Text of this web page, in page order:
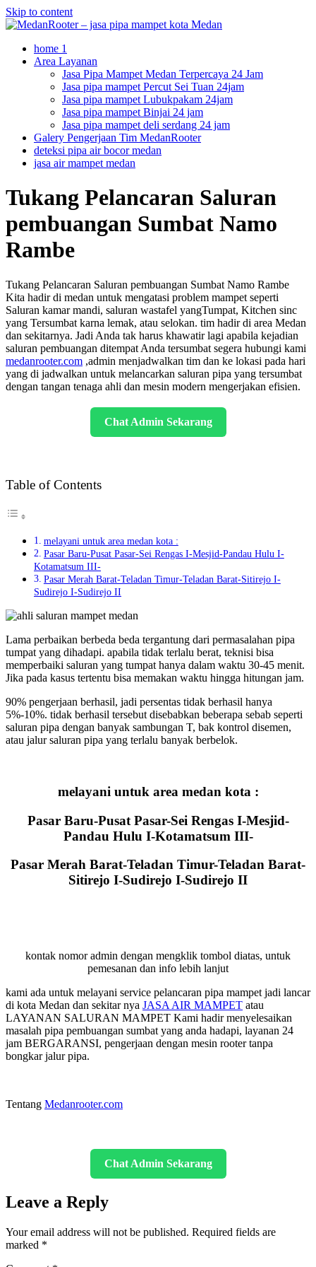
Skip to content
home 1
Area Layanan
Jasa Pipa Mampet Medan Terpercaya 24 Jam
Jasa pipa mampet Percut Sei Tuan 24jam
Jasa pipa mampet Lubukpakam 24jam
Jasa pipa mampet Binjai 24 jam
Jasa pipa mampet deli serdang 24 jam
Galery Pengerjaan Tim MedanRooter
deteksi pipa air bocor medan
jasa air mampet medan
Tukang Pelancaran Saluran
pembuangan Sumbat Namo
Rambe
Tukang Pelancaran Saluran pembuangan Sumbat Namo Rambe
Kita hadir di medan untuk mengatasi problem mampet seperti
Saluran kamar mandi, saluran wastafel yangTumpat, Kitchen sinc
yang Tersumbat karna lemak, atau selokan. tim hadir di area Medan
dan sekitarnya. Jadi Anda tak harus khawatir lagi apabila kejadian
saluran pembuangan ditempat Anda tersumbat segera hubungi kami
medanrooter.com ,admin menjadwalkan tim dan ke lokasi pada hari
yang di jadwalkan untuk melancarkan saluran pipa yang tersumbat
dengan tangan tenaga ahli dan mesin modern mengerjakan efisien.
Chat Admin Sekarang
Table of Contents
melayani untuk area medan kota :
Pasar Baru-Pusat Pasar-Sei Rengas I-Mesjid-Pandau Hulu I-
Kotamatsum III-
Pasar Merah Barat-Teladan Timur-Teladan Barat-Sitirejo I-
Sudirejo I-Sudirejo II
Lama perbaikan berbeda beda tergantung dari permasalahan pipa
tumpat yang dihadapi. apabila tidak terlalu berat, teknisi bisa
memperbaiki saluran yang tumpat hanya dalam waktu 30-45 menit.
Jika pada kasus tertentu bisa memakan waktu hingga hitungan jam.
90% pengerjaan berhasil, jadi persentas tidak berhasil hanya
5%-10%. tidak berhasil tersebut disebabkan beberapa sebab seperti
saluran pipa dengan banyak sambungan T, bak kontrol disemen,
atau jalur saluran pipa yang terlalu banyak berbelok.
melayani untuk area medan kota :
Pasar Baru-Pusat Pasar-Sei Rengas I-Mesjid-
Pandau Hulu I-Kotamatsum III-
Pasar Merah Barat-Teladan Timur-Teladan Barat-
Sitirejo I-Sudirejo I-Sudirejo II
kontak nomor admin dengan mengklik tombol diatas, untuk
pemesanan dan info lebih lanjut
kami ada untuk melayani service pelancaran pipa mampet jadi lancar
di kota Medan dan sekitar nya JASA AIR MAMPET atau
LAYANAN SALURAN MAMPET Kami hadir menyelesaikan
masalah pipa pembuangan sumbat yang anda hadapi, layanan 24
jam BERGARANSI, pengerjaan dengan mesin rooter tanpa
bongkar jalur pipa.
Tentang Medanrooter.com
Chat Admin Sekarang
Leave a Reply
Your email address will not be published. Required fields are
marked *